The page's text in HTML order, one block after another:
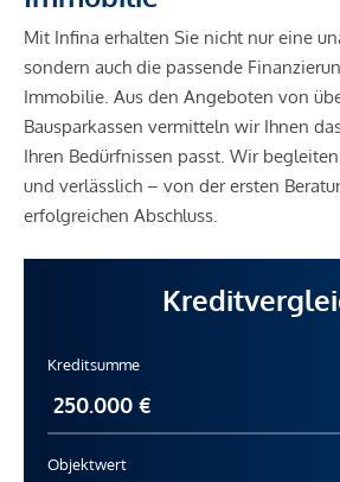
Mit Infina erhalten Sie nicht nur eine
sondern auch die passende
Immobilie. Aus den Angeboten von
Bausparkassen vermitteln wir Ihnen
Ihren Bedürfnissen passt. Wir
und verlässlich – von der ersten
erfolgreichen Abschluss.
Kreditsumme
Objektwert